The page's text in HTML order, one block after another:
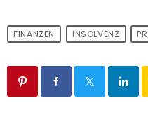
FINANZEN INSOLVENZ